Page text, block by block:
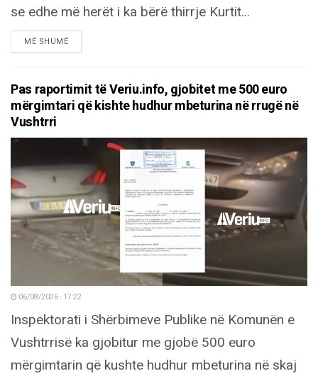
se edhe më herët i ka bërë thirrje Kurtit...
MË SHUMËDETAILS
Pas raportimit të Veriu.info, gjobitet me 500 euro
mërgimtari që kishte hudhur mbeturina në rrugë në
Vushtrri
06/08/2026 - 17:22
Inspektorati i Shërbimeve Publike në Komunën e
Vushtrrisë ka gjobitur me gjobë 500 euro
mërgimtarin që kushte hudhur mbeturina në skaj